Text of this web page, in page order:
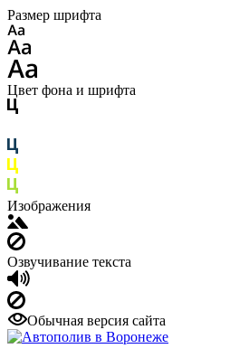
Размер шрифта
Цвет фона и шрифта
Изображения
Озвучивание текста
Обычная версия сайта